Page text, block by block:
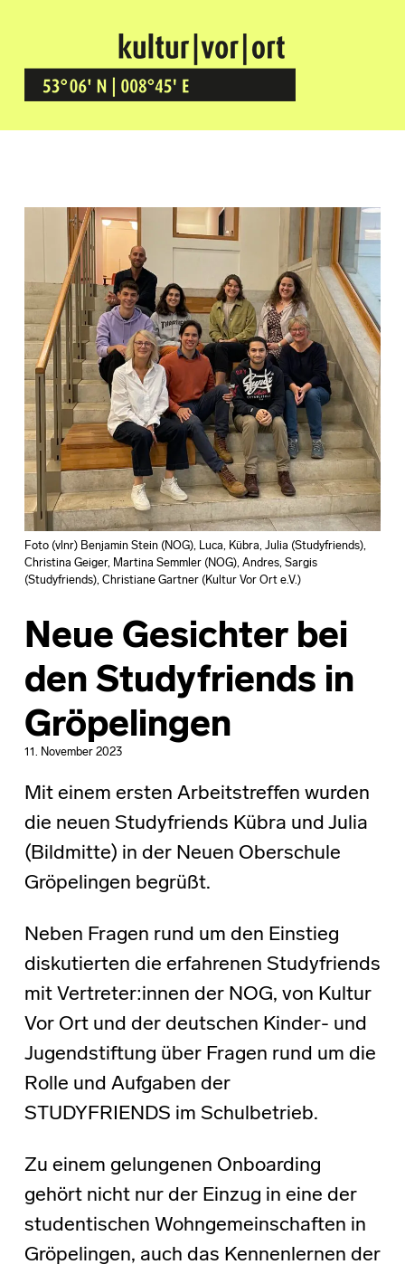
Kultur Vor Ort
BREMEN GRÖPELINGEN
Foto (vlnr) Benjamin Stein (NOG), Luca, Kübra, Julia (Studyfriends),
Christina Geiger, Martina Semmler (NOG), Andres, Sargis
(Studyfriends), Christiane Gartner (Kultur Vor Ort e.V.)
Neue Gesichter bei
den Studyfriends in
Gröpelingen
11. November 2023
Mit einem ersten Arbeitstreffen wurden
die neuen Studyfriends Kübra und Julia
(Bildmitte) in der Neuen Oberschule
Gröpelingen begrüßt.
Neben Fragen rund um den Einstieg
diskutierten die erfahrenen Studyfriends
mit Vertreter:innen der NOG, von Kultur
Vor Ort und der deutschen Kinder- und
Jugendstiftung über Fragen rund um die
Rolle und Aufgaben der
STUDYFRIENDS im Schulbetrieb.
Zu einem gelungenen Onboarding
gehört nicht nur der Einzug in eine der
studentischen Wohngemeinschaften in
Gröpelingen, auch das Kennenlernen der